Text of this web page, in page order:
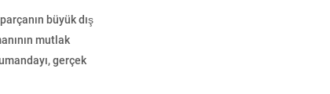
büyük dış
mutlak
gerçek